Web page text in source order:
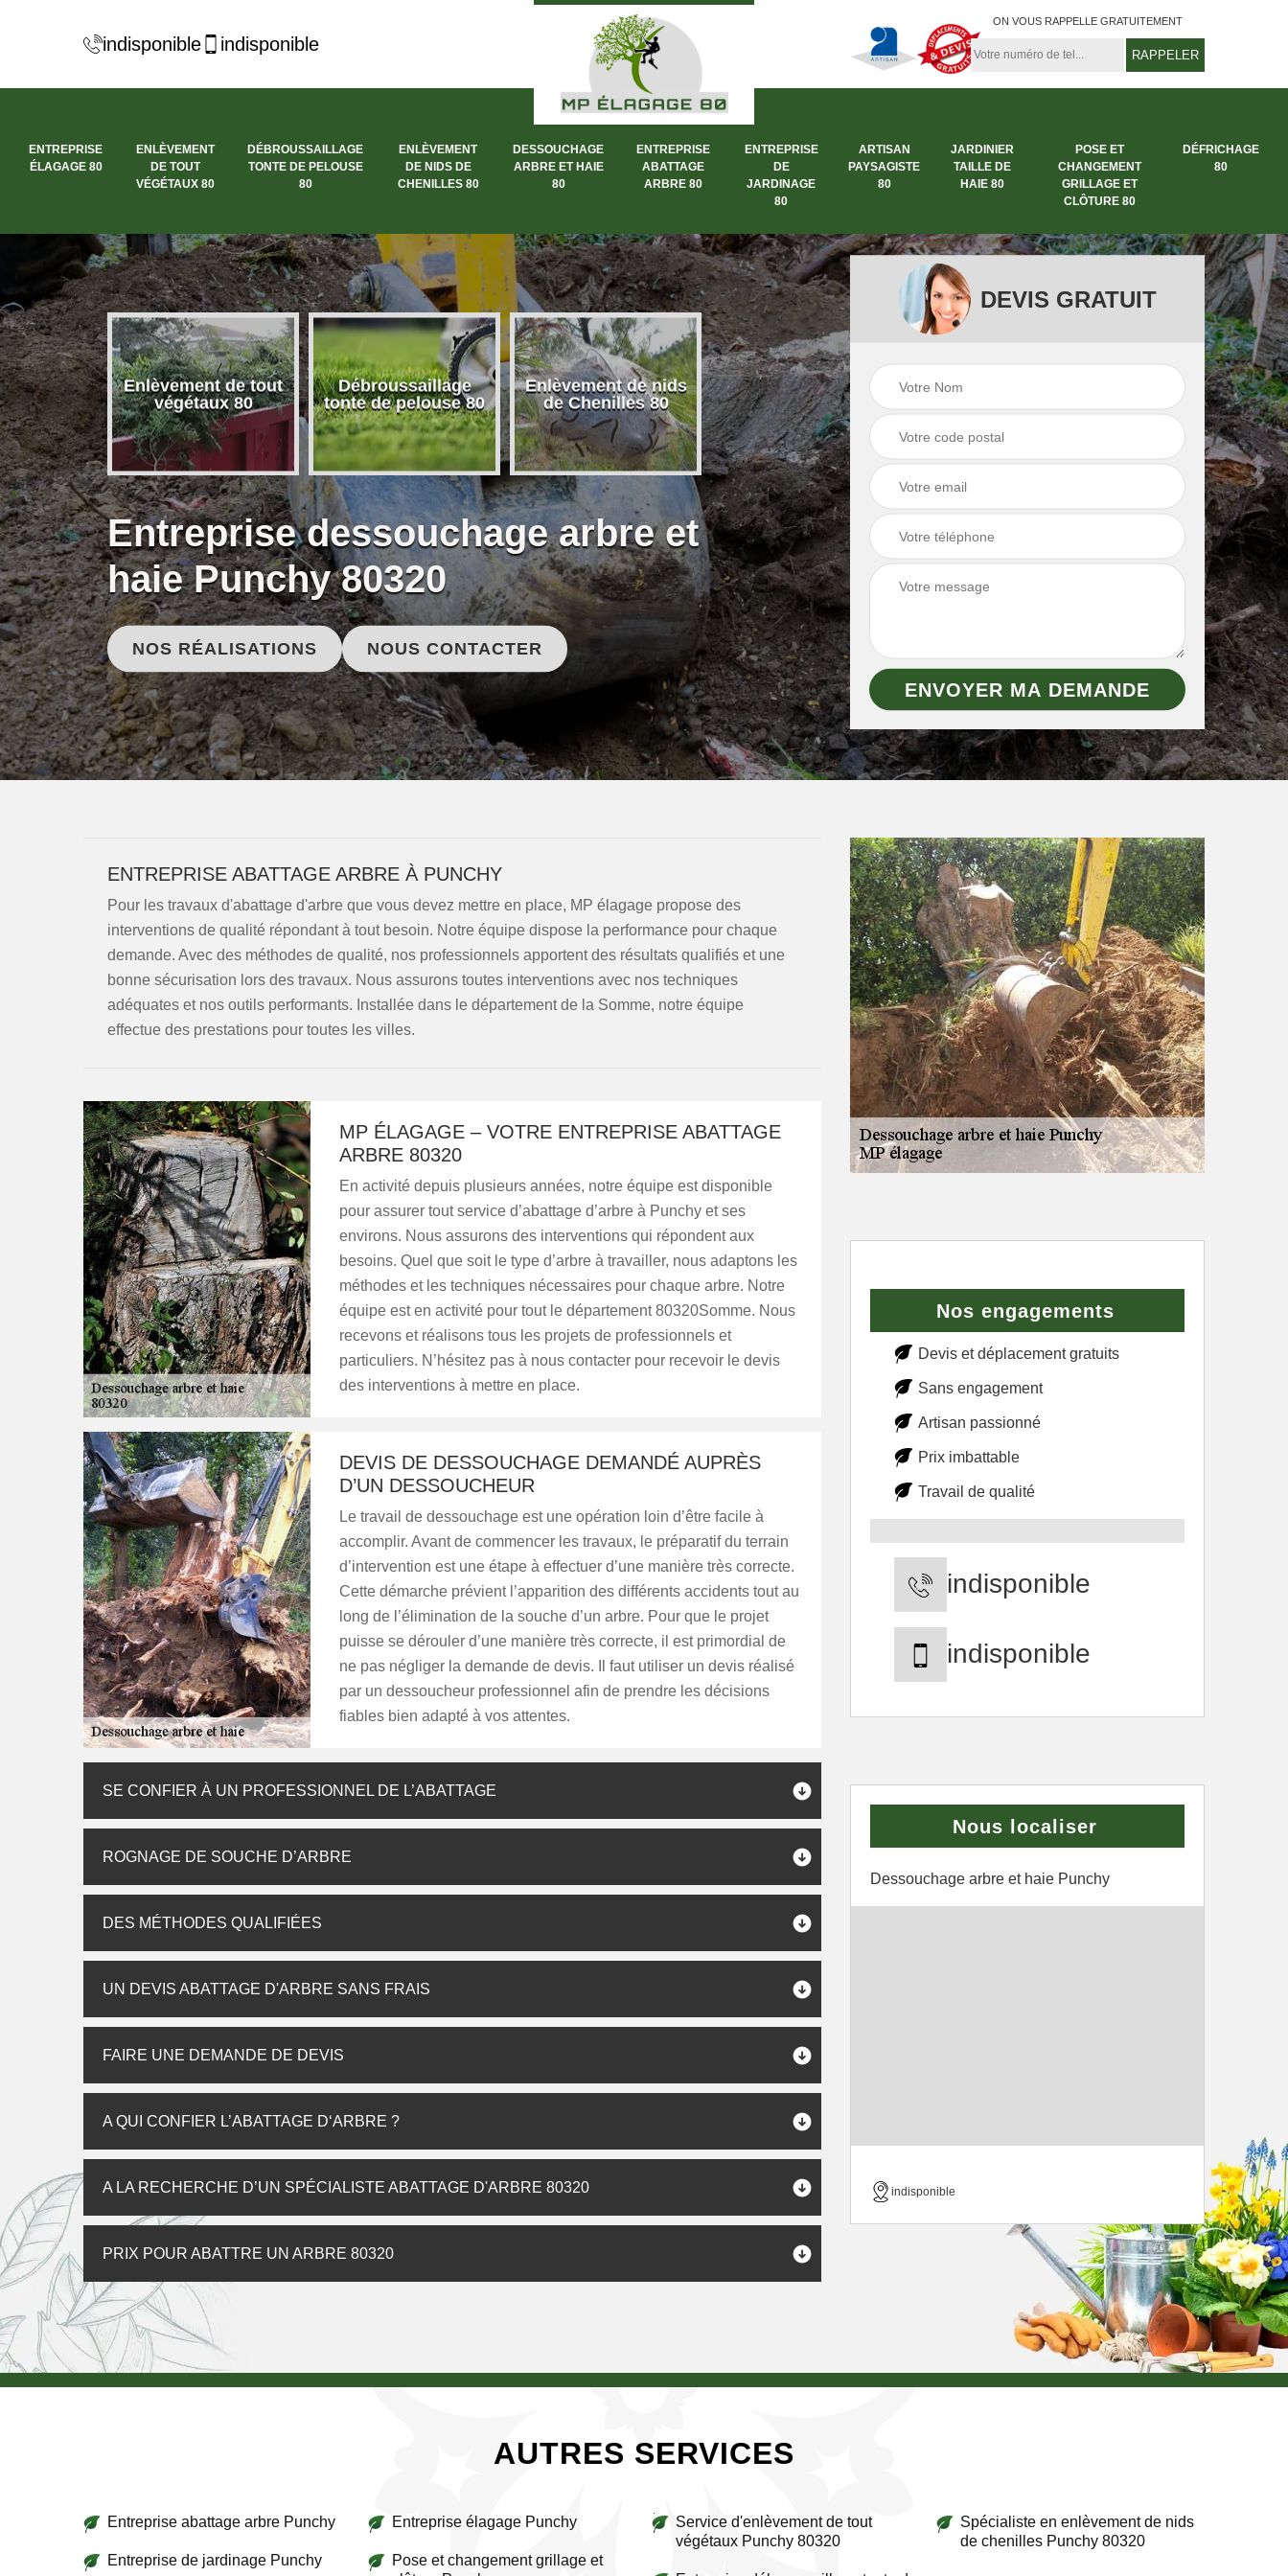
indisponible indisponible
ON VOUS RAPPELLE GRATUITEMENT
ENTREPRISE
ÉLAGAGE 80
ENLÈVEMENT
DE TOUT
VÉGÉTAUX 80
DÉBROUSSAILLAGE
TONTE DE PELOUSE
80
ENLÈVEMENT
DE NIDS DE
CHENILLES 80
DESSOUCHAGE
ARBRE ET HAIE
80
ENTREPRISE
ABATTAGE
ARBRE 80
ENTREPRISE
DE
JARDINAGE
80
ARTISAN
PAYSAGISTE
80
JARDINIER
TAILLE DE
HAIE 80
POSE ET
CHANGEMENT
GRILLAGE ET
CLÔTURE 80
DÉFRICHAGE
80
élagage
Enlèvement de tout
végétaux 80
Débroussaillage
tonte de pelouse 80
Enlèvement de nids
de Chenilles 80
Dessouchage arbre
et haie 80
Entreprise abattage
Entreprise de
jardinage 80
Entreprise dessouchage arbre et
haie Punchy 80320
NOS RÉALISATIONS NOUS CONTACTER
DEVIS GRATUIT
ENTREPRISE ABATTAGE ARBRE À PUNCHY
Pour les travaux d'abattage d'arbre que vous devez mettre en place, MP élagage propose des
interventions de qualité répondant à tout besoin. Notre équipe dispose la performance pour chaque
demande. Avec des méthodes de qualité, nos professionnels apportent des résultats qualifiés et une
bonne sécurisation lors des travaux. Nous assurons toutes interventions avec nos techniques
adéquates et nos outils performants. Installée dans le département de la Somme, notre équipe
effectue des prestations pour toutes les villes.
MP ÉLAGAGE – VOTRE ENTREPRISE ABATTAGE
ARBRE 80320
En activité depuis plusieurs années, notre équipe est disponible
pour assurer tout service d’abattage d’arbre à Punchy et ses
environs. Nous assurons des interventions qui répondent aux
besoins. Quel que soit le type d’arbre à travailler, nous adaptons les
méthodes et les techniques nécessaires pour chaque arbre. Notre
équipe est en activité pour tout le département 80320Somme. Nous
recevons et réalisons tous les projets de professionnels et
particuliers. N’hésitez pas à nous contacter pour recevoir le devis
des interventions à mettre en place.
DEVIS DE DESSOUCHAGE DEMANDÉ AUPRÈS
D’UN DESSOUCHEUR
Le travail de dessouchage est une opération loin d’être facile à
accomplir. Avant de commencer les travaux, le préparatif du terrain
d’intervention est une étape à effectuer d’une manière très correcte.
Cette démarche prévient l’apparition des différents accidents tout au
long de l’élimination de la souche d’un arbre. Pour que le projet
puisse se dérouler d’une manière très correcte, il est primordial de
ne pas négliger la demande de devis. Il faut utiliser un devis réalisé
par un dessoucheur professionnel afin de prendre les décisions
fiables bien adapté à vos attentes.
SE CONFIER À UN PROFESSIONNEL DE L’ABATTAGE
ROGNAGE DE SOUCHE D’ARBRE
DES MÉTHODES QUALIFIÉES
UN DEVIS ABATTAGE D'ARBRE SANS FRAIS
FAIRE UNE DEMANDE DE DEVIS
A QUI CONFIER L’ABATTAGE D‘ARBRE ?
A LA RECHERCHE D’UN SPÉCIALISTE ABATTAGE D'ARBRE 80320
PRIX POUR ABATTRE UN ARBRE 80320
Nos engagements
Devis et déplacement gratuits
Sans engagement
Artisan passionné
Prix imbattable
Travail de qualité
indisponible
indisponible
Nous localiser
Dessouchage arbre et haie Punchy
indisponible
AUTRES SERVICES
Entreprise abattage arbre Punchy
Entreprise de jardinage Punchy
Entreprise élagage Punchy
Pose et changement grillage et
Service d'enlèvement de tout
végétaux Punchy 80320
Spécialiste en enlèvement de nids
de chenilles Punchy 80320